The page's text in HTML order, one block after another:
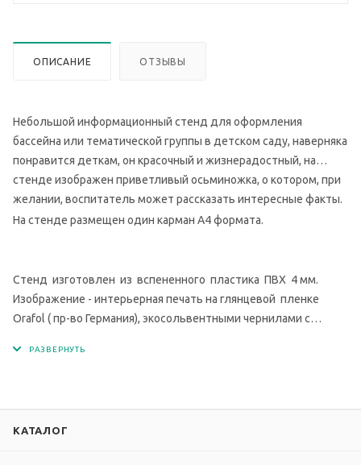
ОПИСАНИЕ ОТЗЫВЫ
Небольшой информационный стенд для оформления
бассейна или тематической группы в детском саду, наверняка
понравится деткам, он красочный и жизнерадостный, на
стенде изображен приветливый осьминожка, о котором, при
желании, воспитатель может рассказать интересные факты.
На стенде размещен один карман А4 формата.
Стенд изготовлен из вспененного пластика ПВХ 4 мм.
Изображение - интерьерная печать на глянцевой пленке
Orafol ( пр-во Германия), экосольвентными чернилами с
КАТАЛОГ